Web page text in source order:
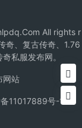
All rights r
奇、复古传奇、1.76
私服发布网。
网站
11017889号-1